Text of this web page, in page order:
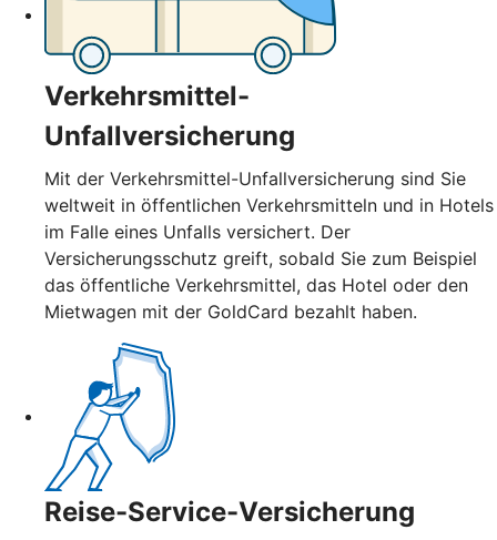
Verkehrsmittel-
Unfallversicherung
Mit der Verkehrsmittel-Unfallversicherung sind Sie
weltweit in öffentlichen Verkehrsmitteln und in Hotels
im Falle eines Unfalls versichert. Der
Versicherungsschutz greift, sobald Sie zum Beispiel
das öffentliche Verkehrsmittel, das Hotel oder den
Mietwagen mit der GoldCard bezahlt haben.
Reise-Service-Versicherung